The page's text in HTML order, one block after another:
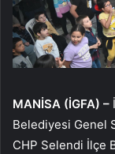
MANİSA (İGFA) –
Belediyesi Genel
CHP Selendi İlçe